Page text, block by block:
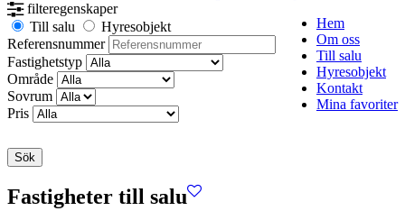
Hem
Om oss
Till salu
Hyresobjekt
Kontakt
Mina favoriter
filteregenskaper
Till salu
Hyresobjekt
Referensnummer
Fastighetstyp
Område
Sovrum
Pris
Sök
Fastigheter till salu